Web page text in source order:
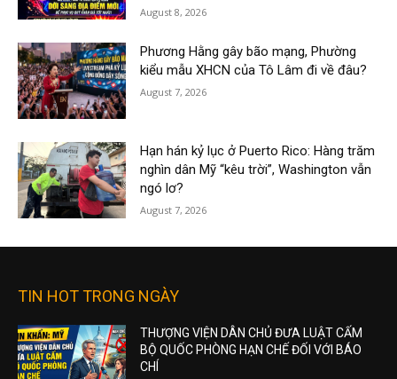
August 8, 2026
Phương Hằng gây bão mạng, Phường
kiểu mẫu XHCN của Tô Lâm đi về đâu?
August 7, 2026
Hạn hán kỷ lục ở Puerto Rico: Hàng trăm
nghìn dân Mỹ “kêu trời”, Washington vẫn
ngó lơ?
August 7, 2026
TIN HOT TRONG NGÀY
THƯỢNG VIỆN DÂN CHỦ ĐƯA LUẬT CẤM
BỘ QUỐC PHÒNG HẠN CHẾ ĐỐI VỚI BÁO
CHÍ